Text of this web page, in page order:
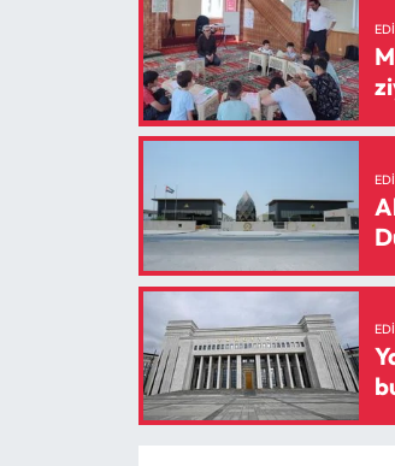
Sungurlu Haberleri
Yayla Haber
Yemek Tarifleri
Yerel Haberler